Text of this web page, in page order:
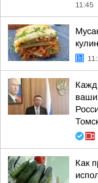
11:45
Как